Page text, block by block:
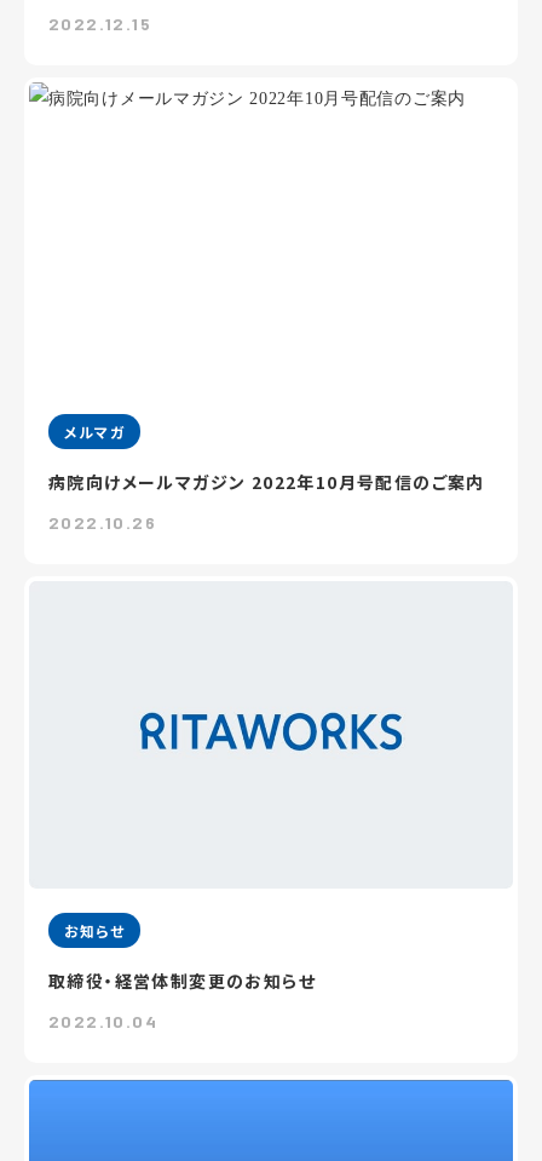
2022.12.15
メルマガ
病院向けメールマガジン 2022年10月号配信のご案内
2022.10.26
お知らせ
取締役・経営体制変更のお知らせ
2022.10.04